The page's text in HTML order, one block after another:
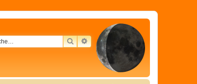
SUCHEERWEITERTE SUCHE